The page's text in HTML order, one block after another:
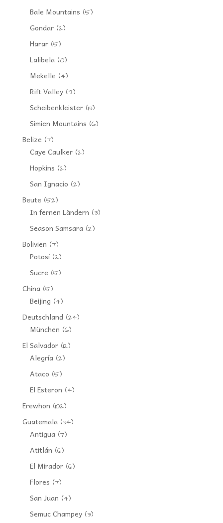
Bale Mountains (5)
Gondar(2)
Harar(5)
Lalibela(10)
Mekelle (4)
Rift Valley(9)
Scheibenkleister(13)
Simien Mountains (6)
Belize (7)
Caye Caulker(2)
Hopkins (2)
San Ignacio (2)
Beute (52)
In fernen Ländern (3)
Season Samsara(2)
Bolivien (7)
Potosí(2)
Sucre (5)
China(5)
Beijing (4)
Deutschland(24)
München (6)
El Salvador(12)
Alegría(2)
Ataco (5)
El Esteron (4)
Erewhon (102)
Guatemala(34)
Antigua(7)
Atitlán (6)
El Mirador(6)
Flores (7)
San Juan (4)
Semuc Champey(3)